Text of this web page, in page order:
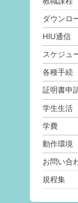
ダウンロ
HIU通信
スケジュ
各種手続
証明書申
学生生活
学費
動作環境
お問い合
規程集